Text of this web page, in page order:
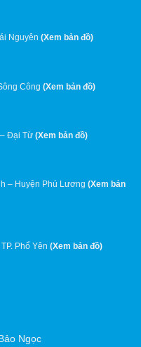
Nguyên (Xem bản đồ)
Công (Xem bản đồ)
Đại Từ (Xem bản đồ)
– Huyện Phú Lương (Xem bản
Phổ Yên (Xem bản đồ)
Ngọc